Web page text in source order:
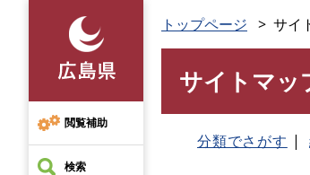
先
頭
で
す
閲覧補助
検索
トップページ サイ
サイトマッ
分類でさがす